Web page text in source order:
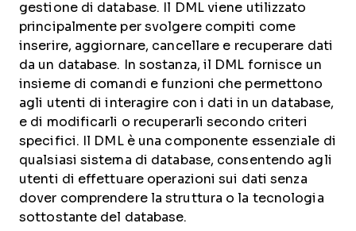
gestione di database. Il DML viene utilizzato
principalmente per svolgere compiti come
inserire, aggiornare, cancellare e recuperare dati
da un database. In sostanza, il DML fornisce un
insieme di comandi e funzioni che permettono
agli utenti di interagire con i dati in un database,
e di modificarli o recuperarli secondo criteri
specifici. Il DML è una componente essenziale di
qualsiasi sistema di database, consentendo agli
utenti di effettuare operazioni sui dati senza
dover comprendere la struttura o la tecnologia
sottostante del database.